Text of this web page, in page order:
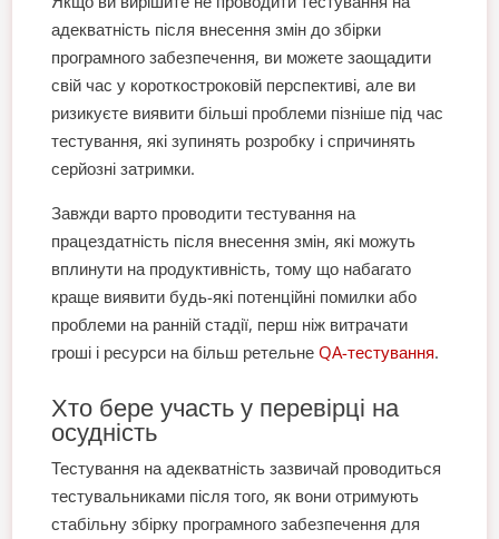
адекватність після внесення змін до збірки
програмного забезпечення, ви можете заощадити
свій час у короткостроковій перспективі, але ви
ризикуєте виявити більші проблеми пізніше під час
тестування, які зупинять розробку і спричинять
серйозні затримки.
Завжди варто проводити тестування на
працездатність після внесення змін, які можуть
вплинути на продуктивність, тому що набагато
краще виявити будь-які потенційні помилки або
проблеми на ранній стадії, перш ніж витрачати
гроші і ресурси на більш ретельне QA-тестування.
Хто бере участь у перевірці на
осудність
Тестування на адекватність зазвичай проводиться
тестувальниками після того, як вони отримують
стабільну збірку програмного забезпечення для